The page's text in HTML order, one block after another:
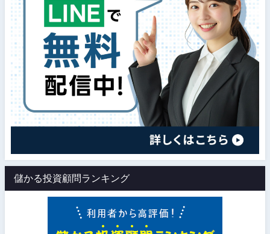
儲かる投資顧問ランキング